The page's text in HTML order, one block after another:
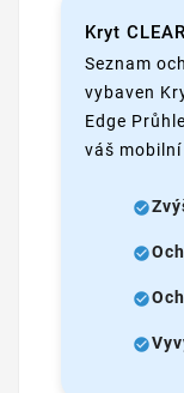
Kryt
Seznam
vybaven
Edge
váš